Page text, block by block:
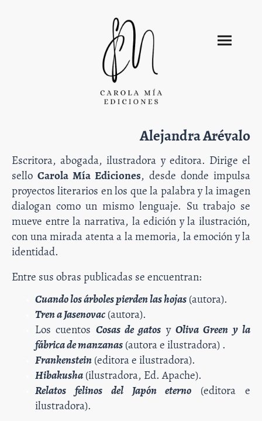
Alejandra Arévalo
Escritora, abogada, ilustradora y editora. Dirige el
sello Carola Mía Ediciones, desde donde impulsa
proyectos literarios en los que la palabra y la imagen
dialogan como un mismo lenguaje. Su trabajo se
mueve entre la narrativa, la edición y la ilustración,
con una mirada atenta a la memoria, la emoción y la
identidad.
Entre sus obras publicadas se encuentran:
Cuando los árboles pierden las hojas(autora).
Tren a Jasenovac(autora).
Los cuentos Cosas de gatos yOliva Green y la
fábrica de manzanas(autora e ilustradora) .
Frankenstein(editora e ilustradora).
Hibakusha(ilustradora, Ed. Apache).
Relatos felinos del Japón eterno (editora e
ilustradora).